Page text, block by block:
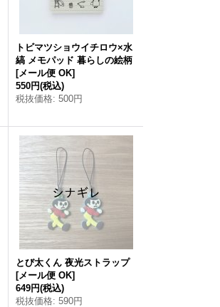
トビマツショウイチロウ×水
縞 メモパッド 暮らしの絵柄
[メール便 OK]
550円(税込)
税抜価格: 500円
とび太くん 夜光ストラップ
[メール便 OK]
649円(税込)
税抜価格: 590円